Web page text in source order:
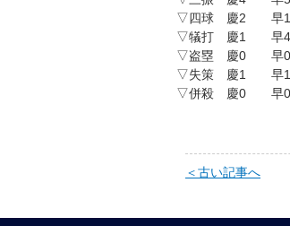
▽四球 慶2 早1
▽犠打 慶1 早4
▽盗塁 慶0 早0
▽失策 慶1 早1
▽併殺 慶0 早0
＜古い記事へ